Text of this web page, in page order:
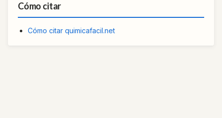
Cómo citar
Cómo citar quimicafacil.net